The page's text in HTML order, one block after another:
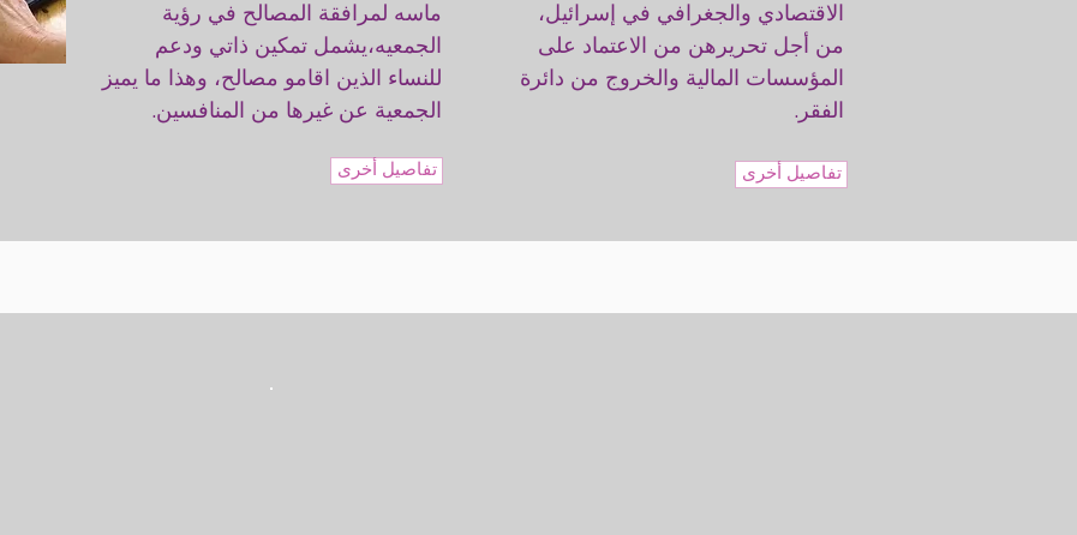
ماسه لمرافقة المصالح في رؤية
الجمعيه،يشمل تمكين ذاتي ودعم
للنساء الذين اقامو مصالح، وهذا ما يميز
الجمعية عن غيرها من المنافسين.
تفاصيل أخرى
الاقتصادي والجغرافي في إسرائيل،
من أجل تحريرهن من الاعتماد على
المؤسسات المالية والخروج من دائرة
الفقر.
تفاصيل أخرى